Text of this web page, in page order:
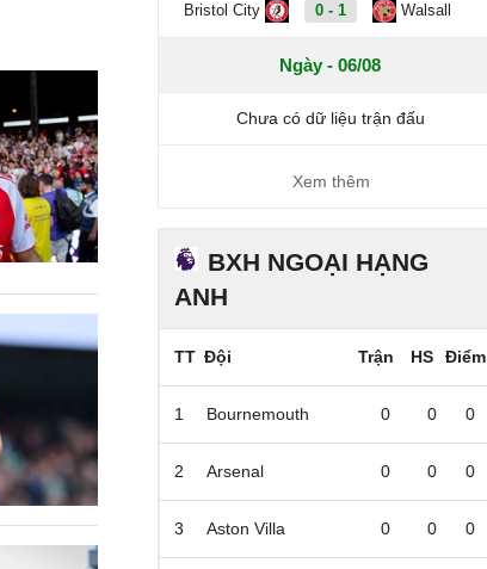
Bristol City 0 - 1 Walsall
Ngày - 06/08
Chưa có dữ liệu trận đấu
Xem thêm
BXH NGOẠI HẠNG
ANH
TT Đội Trận HS Điểm
1 Bournemouth 0 0 0
2 Arsenal 0 0 0
3 Aston Villa 0 0 0